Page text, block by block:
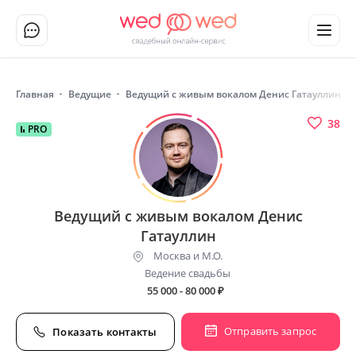
Главная Ведущие Ведущий с живым вокалом Денис Гатауллин
PRO 38
Ведущий с живым вокалом Денис
Гатауллин
Москва и М.О.
Ведение свадьбы
55 000 - 80 000₽
Отправить запрос
Показать контакты